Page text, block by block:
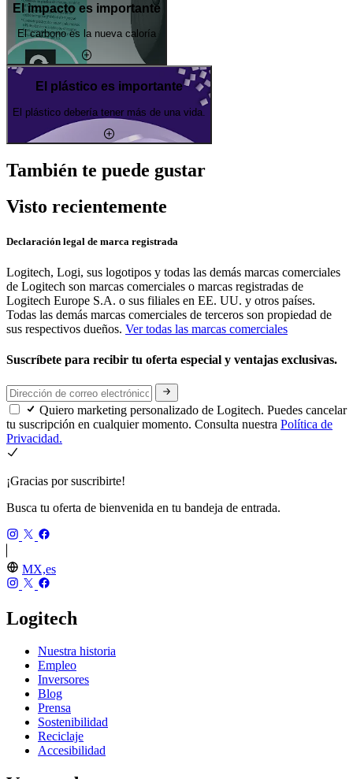
El impacto es importante
El carbono es la nueva caloría
El plástico es importante
El plástico debería tener más de una vida.
También te puede gustar
Visto recientemente
Declaración legal de marca registrada
Logitech, Logi, sus logotipos y todas las demás marcas comerciales
de Logitech son marcas comerciales o marcas registradas de
Logitech Europe S.A. o sus filiales en EE. UU. y otros países.
Todas las demás marcas comerciales de terceros son propiedad de
sus respectivos dueños. Ver todas las marcas comerciales
Suscríbete para recibir tu oferta especial y ventajas exclusivas.
Quiero marketing personalizado de Logitech. Puedes cancelar
tu suscripción en cualquier momento. Consulta nuestra Política de
Privacidad.
¡Gracias por suscribirte!
Busca tu oferta de bienvenida en tu bandeja de entrada.
MX,es
Logitech
Nuestra historia
Empleo
Inversores
Blog
Prensa
Sostenibilidad
Reciclaje
Accesibilidad